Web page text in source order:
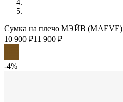
Сумка на плечо МЭЙВ (MAEVE)
10 900 ₽11 900 ₽
-4%